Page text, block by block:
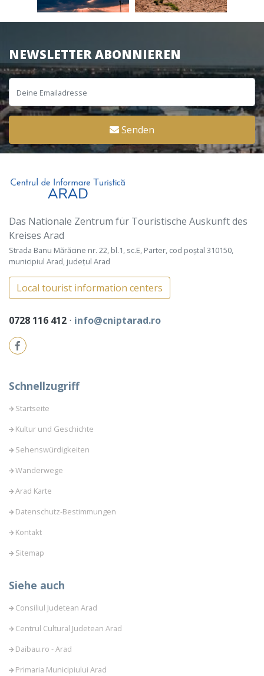
NEWSLETTER ABONNIEREN
Senden
Das Nationale Zentrum für Touristische Auskunft des
Kreises Arad
Strada Banu Mărăcine nr. 22, bl.1, sc.E, Parter, cod poștal 310150,
municipiul Arad, județul Arad
Local tourist information centers
0728 116 412 ⋅ info@cniptarad.ro
Schnellzugriff
Startseite
Kultur und Geschichte
Sehenswürdigkeiten
Wanderwege
Arad Karte
Datenschutz-Bestimmungen
Kontakt
Sitemap
Siehe auch
Consiliul Judetean Arad
Centrul Cultural Judetean Arad
Daibau.ro - Arad
Primaria Municipiului Arad